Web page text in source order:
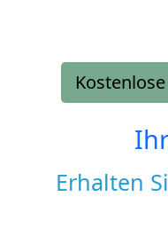
Erhalten